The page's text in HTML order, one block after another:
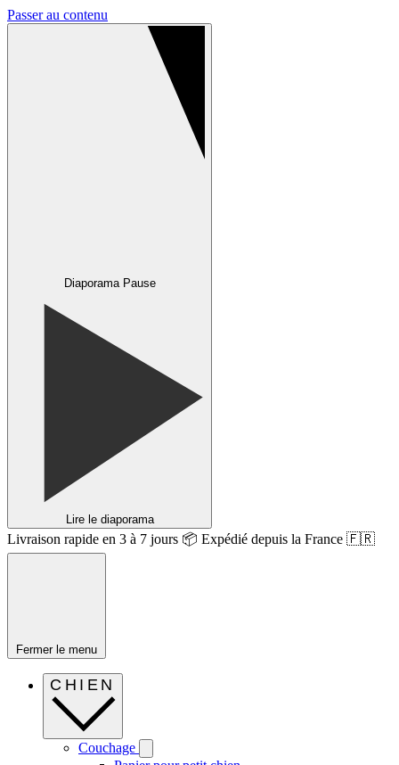
Passer au contenu
Diaporama Pause
Lire le diaporama
Livraison rapide en 3 à 7 jours 📦 Expédié depuis la France 🇫🇷
Fermer le menu
CHIEN
Couchage